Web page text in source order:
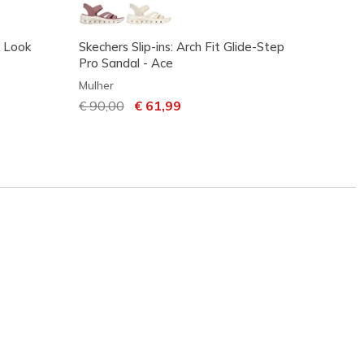
Look
Skechers Slip-ins: Arch Fit Glide-Step
Pro Sandal - Ace
Mulher
Preço com desconto de
€ 90,00para
€ 61,99